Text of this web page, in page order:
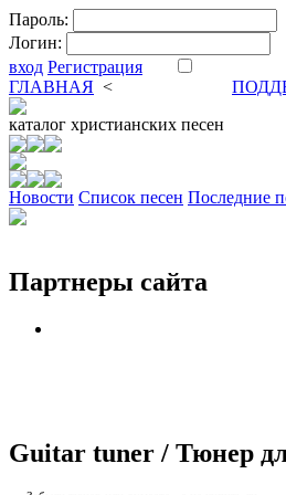
Пароль:
Логин:
вход Регистрация
ГЛАВНАЯ <
каталог христианских песен
Новости Cписок песен Последние
Партнеры сайта
Guitar tuner / Тюнер